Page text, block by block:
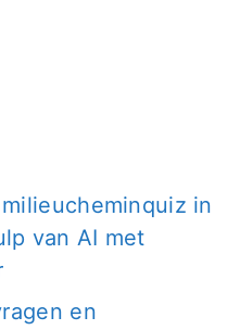
in
van AI met
en